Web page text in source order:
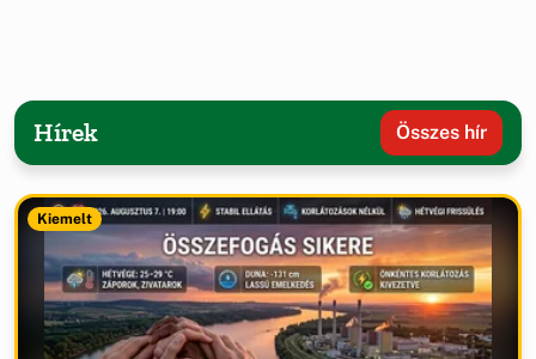
Hírek Összes hír
Kiemelt